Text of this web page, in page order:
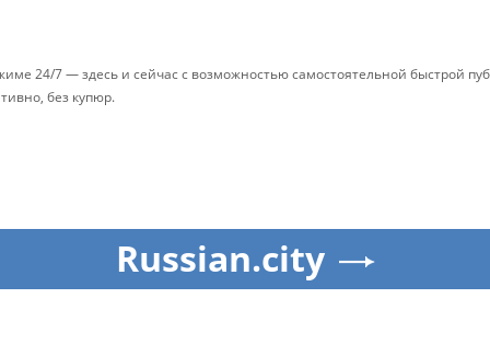
24/7 — здесь и сейчас с возможностью самостоятельной быстрой
без купюр.
Russian.city